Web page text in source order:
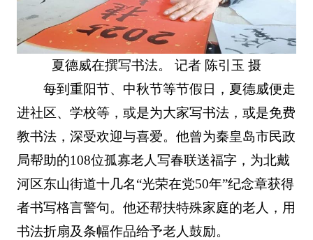
夏德威在撰写书法。 记者 陈引玉 摄
每到重阳节、中秋节等节假日，夏德威便走
进社区、学校等，或是为大家写书法，或是免费
教书法，深受欢迎与喜爱。他曾为秦皇岛市民政
局帮助的108位孤寡老人写春联送福字，为北戴
河区东山街道十几名“光荣在党50年”纪念章获得
者书写格言警句。他还帮扶特殊家庭的老人，用
书法折扇及条幅作品给予老人鼓励。